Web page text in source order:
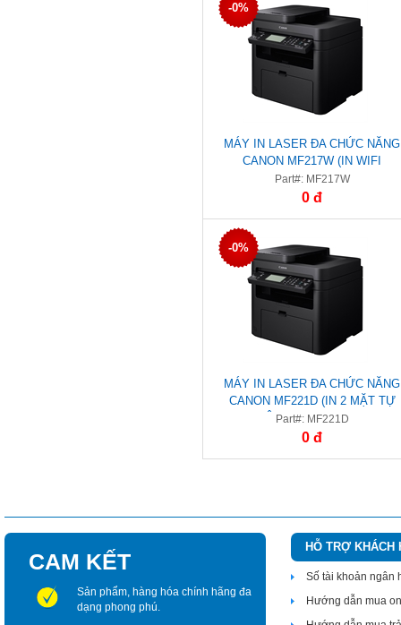
-0%
MÁY IN LASER ĐA CHỨC NĂNG
CANON MF217W (IN WIFI
/SCAN/COPY)
Part#: MF217W
0 đ
-0%
MÁY IN LASER ĐA CHỨC NĂNG
CANON MF221D (IN 2 MẶT TỰ
ĐỘNG/SCAN/COPY)
Part#: MF221D
0 đ
CAM KẾT
Sản phẩm, hàng hóa chính hãng đa
dạng phong phú.
HỖ TRỢ KHÁCH
Số tài khoản ngân
Hướng dẫn mua